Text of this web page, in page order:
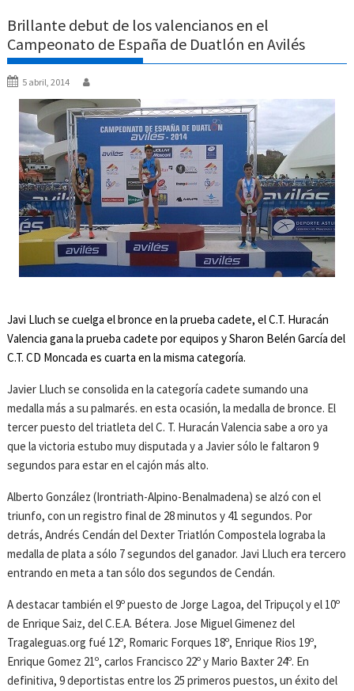
Brillante debut de los valencianos en el
Campeonato de España de Duatlón en Avilés
5 abril, 2014
Javi Lluch se cuelga el bronce en la prueba cadete, el C.T. Huracán
Valencia gana la prueba cadete por equipos y Sharon Belén García del
C.T. CD Moncada es cuarta en la misma categoría.
Javier Lluch se consolida en la categoría cadete sumando una
medalla más a su palmarés. en esta ocasión, la medalla de bronce. El
tercer puesto del triatleta del C. T. Huracán Valencia sabe a oro ya
que la victoria estubo muy disputada y a Javier sólo le faltaron 9
segundos para estar en el cajón más alto.
Alberto González (Irontriath-Alpino-Benalmadena) se alzó con el
triunfo, con un registro final de 28 minutos y 41 segundos. Por
detrás, Andrés Cendán del Dexter Triatlón Compostela lograba la
medalla de plata a sólo 7 segundos del ganador. Javi Lluch era tercero
entrando en meta a tan sólo dos segundos de Cendán.
A destacar también el 9º puesto de Jorge Lagoa, del Tripuçol y el 10º
de Enrique Saiz, del C.E.A. Bétera. Jose Miguel Gimenez del
Tragaleguas.org fué 12º, Romaric Forques 18º, Enrique Rios 19º,
Enrique Gomez 21º, carlos Francisco 22º y Mario Baxter 24º. En
definitiva, 9 deportistas entre los 25 primeros puestos, un éxito del